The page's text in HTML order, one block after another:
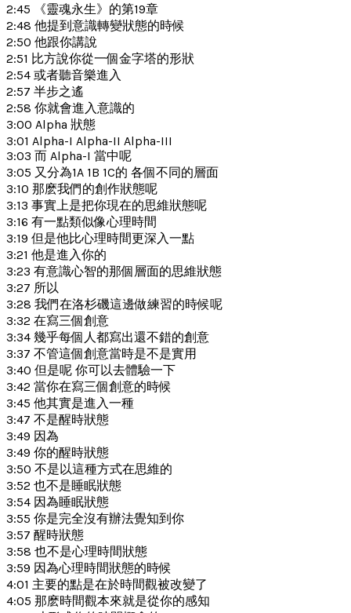
2:45 《靈魂永生》的第19章
2:48 他提到意識轉變狀態的時候
2:50 他跟你講說
2:51 比方說你從一個金字塔的形狀
2:54 或者聽音樂進入
2:57 半步之遙
2:58 你就會進入意識的
3:00 Alpha 狀態
3:01 Alpha-I Alpha-II Alpha-III
3:03 而 Alpha-I 當中呢
3:05 又分為1A 1B 1C的 各個不同的層面
3:10 那麽我們的創作狀態呢
3:13 事實上是把你現在的思維狀態呢
3:16 有一點類似像心理時間
3:19 但是他比心理時間更深入一點
3:21 他是進入你的
3:23 有意識心智的那個層面的思維狀態
3:27 所以
3:28 我們在洛杉磯這邊做練習的時候呢
3:32 在寫三個創意
3:34 幾乎每個人都寫出還不錯的創意
3:37 不管這個創意當時是不是實用
3:40 但是呢 你可以去體驗一下
3:42 當你在寫三個創意的時候
3:45 他其實是進入一種
3:47 不是醒時狀態
3:49 因為
3:49 你的醒時狀態
3:50 不是以這種方式在思維的
3:52 也不是睡眠狀態
3:54 因為睡眠狀態
3:55 你是完全沒有辦法覺知到你
3:57 醒時狀態
3:58 也不是心理時間狀態
3:59 因為心理時間狀態的時候
4:01 主要的點是在於時間觀被改變了
4:05 那麽時間觀本來就是從你的感知